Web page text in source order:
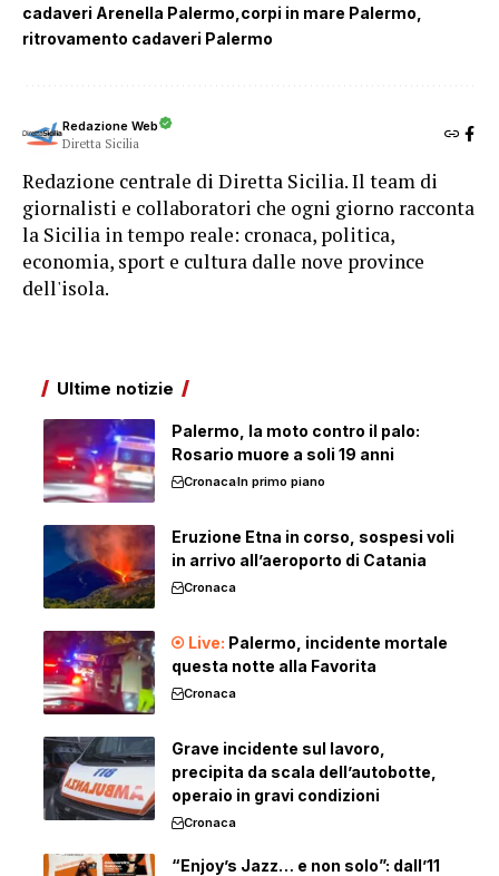
cadaveri Arenella Palermo corpi in mare Palermo
ritrovamento cadaveri Palermo
Redazione Web
Diretta Sicilia
Redazione centrale di Diretta Sicilia. Il team di
giornalisti e collaboratori che ogni giorno racconta
la Sicilia in tempo reale: cronaca, politica,
economia, sport e cultura dalle nove province
dell'isola.
Ultime notizie
Palermo, la moto contro il palo:
Rosario muore a soli 19 anni
CronacaIn primo piano
Eruzione Etna in corso, sospesi voli
in arrivo all’aeroporto di Catania
Cronaca
Palermo, incidente mortale
questa notte alla Favorita
Cronaca
Grave incidente sul lavoro,
precipita da scala dell’autobotte,
operaio in gravi condizioni
Cronaca
“Enjoy’s Jazz… e non solo”: dall’11